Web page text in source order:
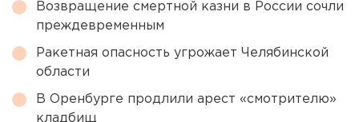
Возвращение смертной казни в России сочли
преждевременным
Ракетная опасность угрожает Челябинской
области
В Оренбурге продлили арест «смотрителю»
кладбищ